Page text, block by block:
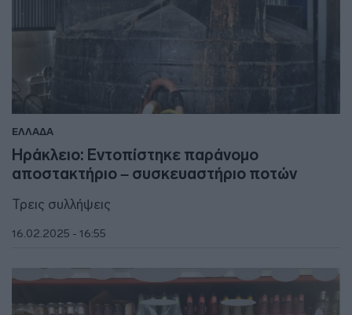
ΕΛΛΑΔΑ
Ηράκλειο: Εντοπίστηκε παράνομο
αποστακτήριο – συσκευαστήριο ποτών
Τρεις συλλήψεις
16.02.2025 - 16:55